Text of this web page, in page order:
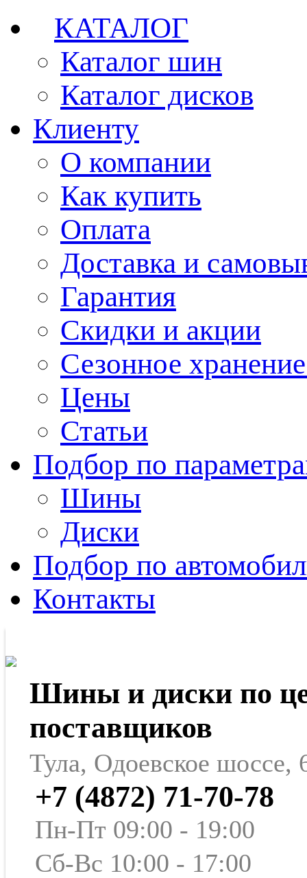
КАТАЛОГ
Каталог шин
Каталог дисков
Клиенту
О компании
Как купить
Оплата
Доставка и
Гарантия
Скидки и акции
Сезонное
Цены
Статьи
Подбор по
Шины
Диски
Подбор по
Контакты
Шины и диски по
поставщиков
Тула, Одоевское шоссе,
+7 (4872) 71-70-78
Пн-Пт 09:00 - 19:00
Сб-Вс 10:00 - 17:00